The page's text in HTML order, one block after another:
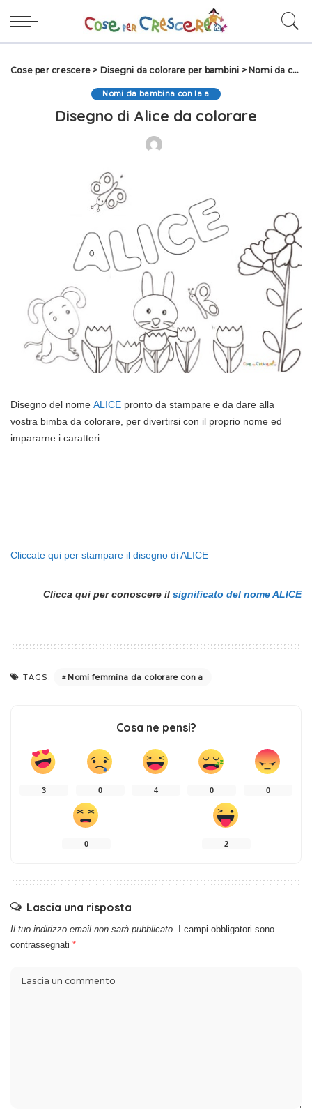
Cose per crescere > Disegni da colorare per bambini > Nomi da colorare
Nomi da bambina con la a
Disegno di Alice da colorare
Disegno del nome ALICE pronto da stampare e da dare alla
vostra bimba da colorare, per divertirsi con il proprio nome ed
impararne i caratteri.
Cliccate qui per stampare il disegno di ALICE
Clicca qui per conoscere il significato del nome ALICE
TAGS: Nomi femmina da colorare con a
Cosa ne pensi?
3 0 4 0 0
0 2
Lascia una risposta
Il tuo indirizzo email non sarà pubblicato.
I campi obbligatori sono
contrassegnati *